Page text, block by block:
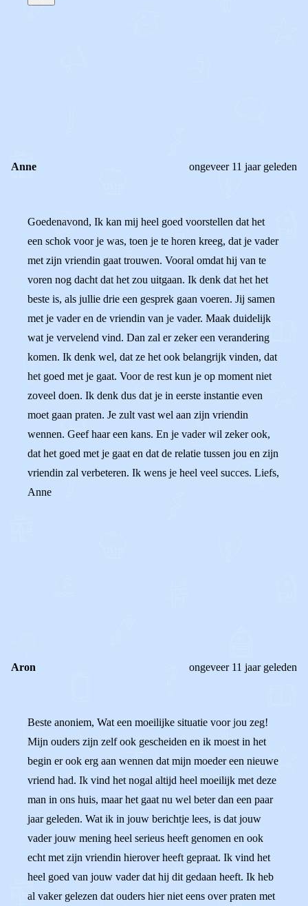
Anne ongeveer 11 jaar geleden
Goedenavond, Ik kan mij heel goed voorstellen dat het
een schok voor je was, toen je te horen kreeg, dat je vader
met zijn vriendin gaat trouwen. Vooral omdat hij van te
voren nog dacht dat het zou uitgaan. Ik denk dat het het
beste is, als jullie drie een gesprek gaan voeren. Jij samen
met je vader en de vriendin van je vader. Maak duidelijk
wat je vervelend vind. Dan zal er zeker een verandering
komen. Ik denk wel, dat ze het ook belangrijk vinden, dat
het goed met je gaat. Voor de rest kun je op moment niet
zoveel doen. Ik denk dus dat je in eerste instantie even
moet gaan praten. Je zult vast wel aan zijn vriendin
wennen. Geef haar een kans. En je vader wil zeker ook,
dat het goed met je gaat en dat de relatie tussen jou en zijn
vriendin zal verbeteren. Ik wens je heel veel succes. Liefs,
Anne
Aron ongeveer 11 jaar geleden
Beste anoniem, Wat een moeilijke situatie voor jou zeg!
Mijn ouders zijn zelf ook gescheiden en ik moest in het
begin er ook erg aan wennen dat mijn moeder een nieuwe
vriend had. Ik vind het nogal altijd heel moeilijk met deze
man in ons huis, maar het gaat nu wel beter dan een paar
jaar geleden. Wat ik in jouw berichtje lees, is dat jouw
vader jouw mening heel serieus heeft genomen en ook
echt met zijn vriendin hierover heeft gepraat. Ik vind het
heel goed van jouw vader dat hij dit gedaan heeft. Ik heb
al vaker gelezen dat ouders hier niet eens over praten met